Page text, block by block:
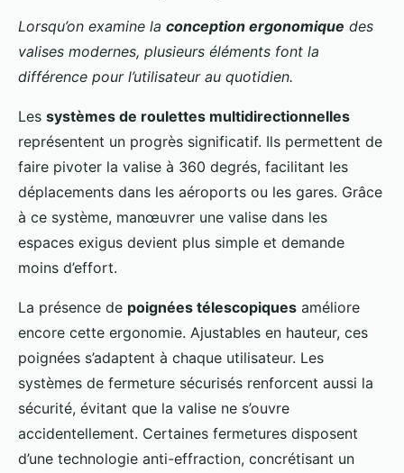
Lorsqu’on examine la conception ergonomique des
valises modernes, plusieurs éléments font la
différence pour l’utilisateur au quotidien.
Les systèmes de roulettes multidirectionnelles
représentent un progrès significatif. Ils permettent de
faire pivoter la valise à 360 degrés, facilitant les
déplacements dans les aéroports ou les gares. Grâce
à ce système, manœuvrer une valise dans les
espaces exigus devient plus simple et demande
moins d’effort.
La présence de poignées télescopiques améliore
encore cette ergonomie. Ajustables en hauteur, ces
poignées s’adaptent à chaque utilisateur. Les
systèmes de fermeture sécurisés renforcent aussi la
sécurité, évitant que la valise ne s’ouvre
accidentellement. Certaines fermetures disposent
d’une technologie anti-effraction, concrétisant un